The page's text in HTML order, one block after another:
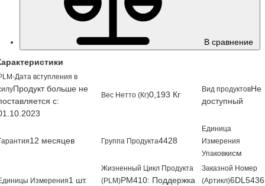
В сравнение
Дата вступления в
Продукт больше не
с:
Вес Нетто (Кг)0,193 Кг
Вид продуктовНе
доступный
12 месяцев Группа Продукта4428
Единица
Измерения
Упаковкисм
Измерения1 шт.
Жизненный Цикл Продукта
(PLM)PM410: Поддержка
Заказной Номер
(Артикл)